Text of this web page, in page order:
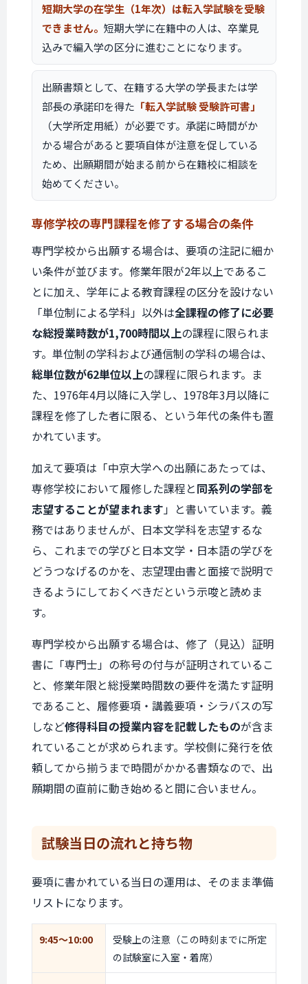
短期大学の在学生（1年次）は転入学試験を受験
できません。 短期大学に在籍中の人は、卒業見
込みで編入学の区分に進むことになります。
出願書類として、在籍する大学の学長または学
部長の承諾印を得た 「転入学試験 受験許可書」
（大学所定用紙）が必要です。承諾に時間がか
かる場合があると要項自体が注意を促している
ため、出願期間が始まる前から在籍校に相談を
始めてください。
専修学校の専門課程を修了する場合の条件
専門学校から出願する場合は、要項の注記に細か
い条件が並びます。修業年限が2年以上であるこ
とに加え、学年による教育課程の区分を設けない
「単位制による学科」以外は全課程の修了に必要
な総授業時数が1,700時間以上の課程に限られま
す。単位制の学科および通信制の学科の場合は、
総単位数が62単位以上の課程に限られます。ま
た、1976年4月以降に入学し、1978年3月以降に
課程を修了した者に限る、という年代の条件も置
かれています。
加えて要項は「中京大学への出願にあたっては、
専修学校において履修した課程と同系列の学部を
志望することが望まれます」と書いています。義
務ではありませんが、日本文学科を志望するな
ら、これまでの学びと日本文学・日本語の学びを
どうつなげるのかを、志望理由書と面接で説明で
きるようにしておくべきだという示唆と読めま
す。
専門学校から出願する場合は、修了（見込）証明
書に「専門士」の称号の付与が証明されているこ
と、修業年限と総授業時間数の要件を満たす証明
であること、履修要項・講義要項・シラバスの写
しなど修得科目の授業内容を記載したものが含ま
れていることが求められます。学校側に発行を依
頼してから揃うまで時間がかかる書類なので、出
願期間の直前に動き始めると間に合いません。
試験当日の流れと持ち物
要項に書かれている当日の運用は、そのまま準備
リストになります。
9:45〜10:00
受験上の注意（この時刻までに所定
の試験室に入室・着席）